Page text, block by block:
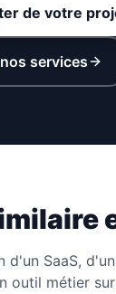
de votre
services
d'un SaaS,
outil métier